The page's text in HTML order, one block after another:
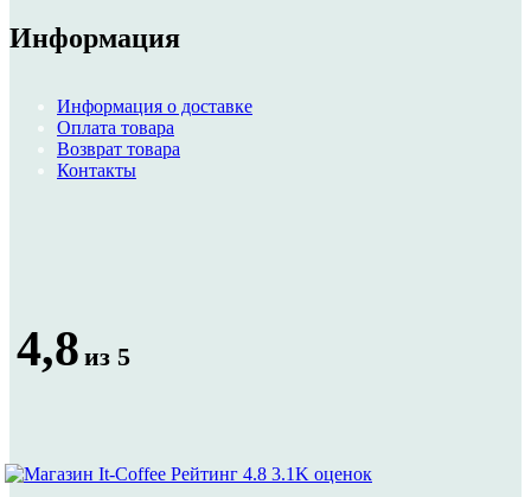
Информация
Информация о доставке
Оплата товара
Возврат товара
Контакты
4,8 из 5